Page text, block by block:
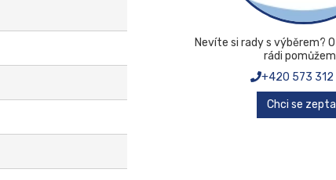
Nevíte si rady s výběrem?
rádi
+420 573
Chci se